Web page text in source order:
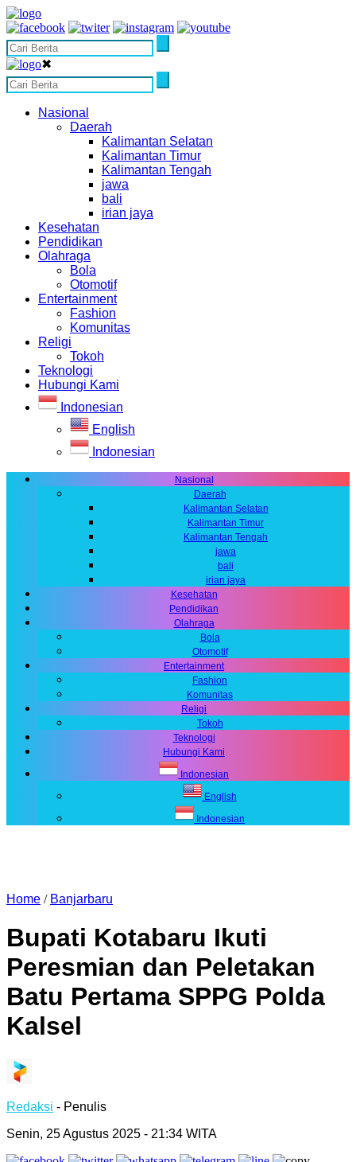
✖
Nasional
Daerah
Kalimantan Selatan
Kalimantan Timur
Kalimantan Tengah
jawa
bali
irian jaya
Kesehatan
Pendidikan
Olahraga
Bola
Otomotif
Entertainment
Fashion
Komunitas
Religi
Tokoh
Teknologi
Hubungi Kami
Indonesian
English
Indonesian
Nasional
Daerah
Kalimantan Selatan
Kalimantan Timur
Kalimantan Tengah
jawa
bali
irian jaya
Kesehatan
Pendidikan
Olahraga
Bola
Otomotif
Entertainment
Fashion
Komunitas
Religi
Tokoh
Teknologi
Hubungi Kami
Indonesian
English
Indonesian
Home / Banjarbaru
Bupati Kotabaru Ikuti
Peresmian dan Peletakan
Batu Pertama SPPG Polda
Kalsel
Redaksi - Penulis
Senin, 25 Agustus 2025 - 21:34 WITA